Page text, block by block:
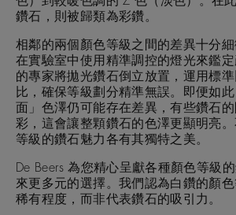
鑽石，則被歸類為彩鑽。
相鄰的兩個顏色等級之間的差異十分
在實驗室中使用精準調控的燈光來鑑
的專家將拋光鑽石倒立放置，運用標
比，確保等級劃分精準無誤。即便如
面」色澤仍可能存在差異，有些鑽石
彩，這會讓整顆鑽石的色澤更顯明亮
等級的鑽石魅力各有其獨特之美。
De Beers 為您精心呈獻各種顏色等級
來更多元的選擇。我們認為白鑽的顏
稀有程度，而非代表鑽石的吸引力。